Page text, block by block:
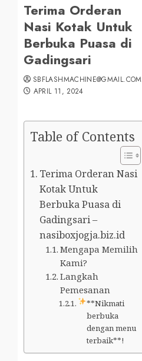
Terima Orderan
Nasi Kotak Untuk
Berbuka Puasa di
Gadingsari
SBFLASHMACHINE@GMAIL.COM
APRIL 11, 2024
Table of Contents
Terima Orderan Nasi
Kotak Untuk
Berbuka Puasa di
Gadingsari –
nasiboxjogja.biz.id
Mengapa Memilih
Kami?
Langkah
Pemesanan
**Nikmati
berbuka
dengan menu
terbaik**!